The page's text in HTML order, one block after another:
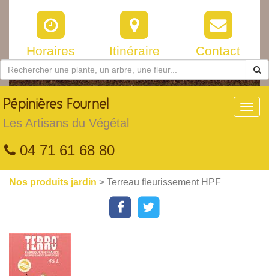
Horaires Itinéraire Contact
Pépinières Fournel
Les Artisans du Végétal
04 71 61 68 80
Nos produits jardin > Terreau fleurissement HPF